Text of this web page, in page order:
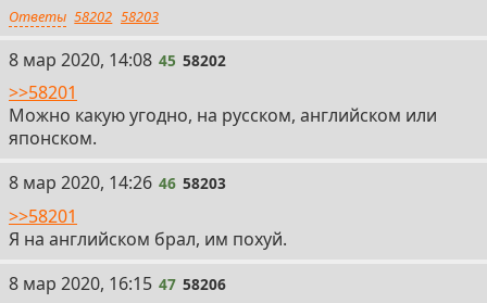
Ответы 58202 58203
45
8 мар 2020, 14:08 45 58202
>>58201
Можно какую угодно, на русском, английском или
японском.
46
8 мар 2020, 14:26 46 58203
>>58201
Я на английском брал, им похуй.
47
8 мар 2020, 16:15 47 58206